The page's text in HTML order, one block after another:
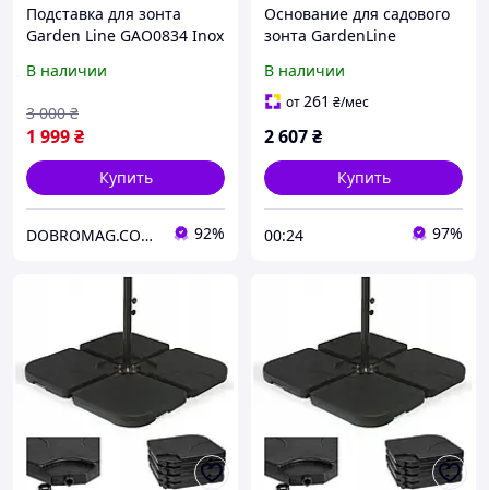
Подставка для зонта
Garden Line GAO0834 Inox
В наличии
1 999₴
3 000 ₴
Купить
DOBROMAG.COM.UA - ДОБРОМАГ 92%
Основание для садового
зонта GardenLine
В наличии
от261 ₴/мес
2 607₴
Купить
00:24 97%